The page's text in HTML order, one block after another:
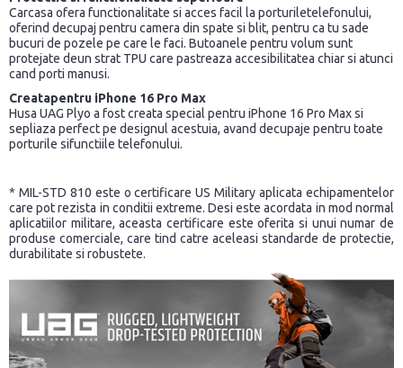
Carcasa ofera functionalitate si acces facil la porturiletelefonului,
oferind decupaj pentru camera din spate si blit, pentru ca tu sade
bucuri de pozele pe care le faci. Butoanele pentru volum sunt
protejate deun strat TPU care pastreaza accesibilitatea chiar si atunci
cand porti manusi.
Creatapentru iPhone 16 Pro Max
Husa UAG Plyo a fost creata special pentru iPhone 16 Pro Max si
sepliaza perfect pe designul acestuia, avand decupaje pentru toate
porturile sifunctiile telefonului.
* MIL-STD 810 este o certificare US Military aplicata echipamentelor
care pot rezista in conditii extreme. Desi este acordata in mod normal
aplicatiilor militare, aceasta certificare este oferita si unui numar de
produse comerciale, care tind catre aceleasi standarde de protectie,
durabilitate si robustete.